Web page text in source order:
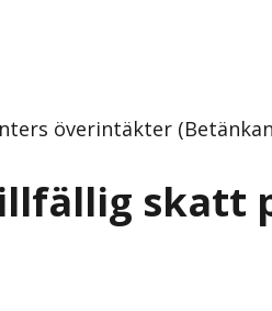
överintäkter
skatt